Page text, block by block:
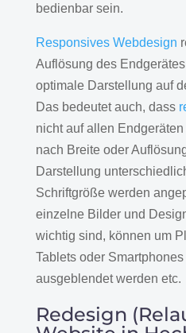
bedienbar sein.
Responsives Webdesign
Auflösung des
optimale Darstellung auf
Das bedeutet auch, dass
nicht auf allen
nach Breite oder
Darstellung
Schriftgröße werden
einzelne Bilder und
wichtig sind, können um
Tablets oder
ausgeblendet werden etc.
Redesign